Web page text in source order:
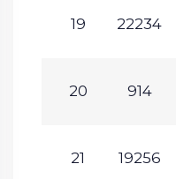
19 22234
20 914
21 19256